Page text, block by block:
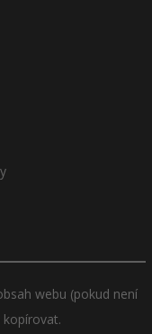
webu (pokud není